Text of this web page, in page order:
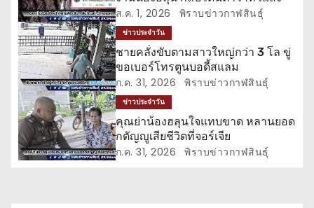
รื่
อ
ง
ส.ค. 1, 2026 พิราบข่าวกาฬสินธุ์
ข่าวประจำวัน
ชายคลั่งขับตามสาวใหญ่กว่า 3 โล ขู่
ขอเบอร์โทรตูนบอดี้สแลม
ก.ค. 31, 2026 พิราบข่าวกาฬสินธุ์
ข่าวประจำวัน
คุณย่าน้องฮลุนใจแทบขาด หลานยอด
กตัญญูเสียชีวิตที่จอร์เจีย
ก.ค. 31, 2026 พิราบข่าวกาฬสินธุ์